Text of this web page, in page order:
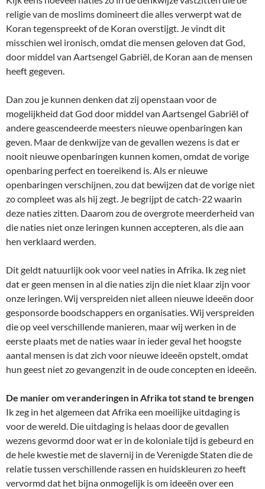
religie van de moslims domineert die alles verwerpt wat de
Koran tegenspreekt of de Koran overstijgt. Je vindt dit
misschien wel ironisch, omdat die mensen geloven dat God,
door middel van Aartsengel Gabriël, de Koran aan de mensen
heeft gegeven.
Dan zou je kunnen denken dat zij openstaan voor de
mogelijkheid dat God door middel van Aartsengel Gabriël of
andere geascendeerde meesters nieuwe openbaringen kan
geven. Maar de denkwijze van de gevallen wezens is dat er
nooit nieuwe openbaringen kunnen komen, omdat de vorige
openbaring perfect en toereikend is. Als er nieuwe
openbaringen verschijnen, zou dat bewijzen dat de vorige niet
zo compleet was als hij zegt. Je begrijpt de catch-22 waarin
deze naties zitten. Daarom zou de overgrote meerderheid van
die naties niet onze leringen kunnen accepteren, als die aan
hen verklaard werden.
Dit geldt natuurlijk ook voor veel naties in Afrika. Ik zeg niet
dat er geen mensen in al die naties zijn die niet klaar zijn voor
onze leringen. Wij verspreiden niet alleen nieuwe ideeën door
gesponsorde boodschappers en organisaties. Wij verspreiden
die op veel verschillende manieren, maar wij werken in de
eerste plaats met de naties waar in ieder geval het hoogste
aantal mensen is dat zich voor nieuwe ideeën opstelt, omdat
hun geest niet zo gevangenzit in de oude concepten en ideeën.
De manier om veranderingen in Afrika tot stand te brengen
Ik zeg in het algemeen dat Afrika een moeilijke uitdaging is
voor de wereld. Die uitdaging is helaas door de gevallen
wezens gevormd door wat er in de koloniale tijd is gebeurd en
de hele kwestie met de slavernij in de Verenigde Staten die de
relatie tussen verschillende rassen en huidskleuren zo heeft
vervormd dat het bijna onmogelijk is om ideeën over een